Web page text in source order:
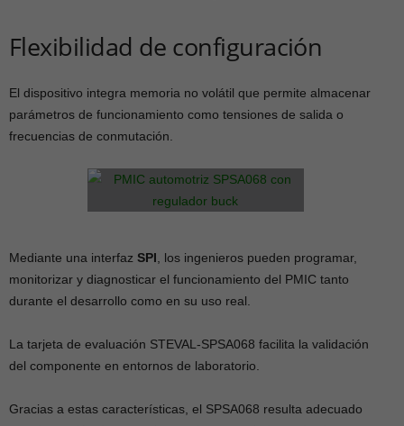
Flexibilidad de configuración
El dispositivo integra memoria no volátil que permite almacenar
parámetros de funcionamiento como tensiones de salida o
frecuencias de conmutación.
Mediante una interfaz SPI , los ingenieros pueden programar,
monitorizar y diagnosticar el funcionamiento del PMIC tanto
durante el desarrollo como en su uso real.
La tarjeta de evaluación STEVAL-SPSA068 facilita la validación
del componente en entornos de laboratorio.
Gracias a estas características, el SPSA068 resulta adecuado